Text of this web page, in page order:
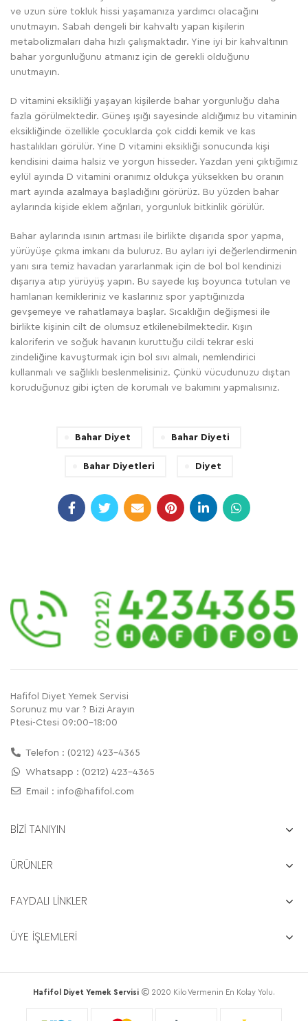
ve uzun süre tokluk hissi yaşamanıza yardımcı olacağını
unutmayın. Sabah dengeli bir kahvaltı yapan kişilerin
metabolizmaları daha hızlı çalışmaktadır. Yine iyi bir kahvaltının
bahar yorgunluğunu atmanız için de gerekli olduğunu
unutmayın.
D vitamini eksikliği yaşayan kişilerde bahar yorgunluğu daha
fazla görülmektedir. Güneş ışığı sayesinde aldığımız bu vitaminin
eksikliğinde özellikle çocuklarda çok ciddi kemik ve kas
hastalıkları görülür. Yine D vitamini eksikliği sonucunda kişi
kendisini daima halsiz ve yorgun hisseder. Yazdan yeni çıktığımız
eylül ayında D vitamini oranımız oldukça yüksekken bu oranın
mart ayında azalmaya başladığını görürüz. Bu yüzden bahar
aylarında kişide eklem ağrıları, yorgunluk bitkinlik görülür.
Bahar aylarında ısının artması ile birlikte dışarıda spor yapma,
yürüyüşe çıkma imkanı da buluruz. Bu ayları iyi değerlendirmenin
yanı sıra temiz havadan yararlanmak için de bol bol kendinizi
dışarıya atıp yürüyüş yapın. Bu sayede kış boyunca tutulan ve
hamlanan kemikleriniz ve kaslarınız spor yaptığınızda
gevşemeye ve rahatlamaya başlar. Sıcaklığın değişmesi ile
birlikte kişinin cilt de olumsuz etkilenebilmektedir. Kışın
kaloriferin ve soğuk havanın kuruttuğu cildi tekrar eski
zindeliğine kavuşturmak için bol sıvı almalı, nemlendirici
kullanmalı ve sağlıklı beslenmelisiniz. Çünkü vücudunuzu dıştan
koruduğunuz gibi içten de korumalı ve bakımını yapmalısınız.
Bahar Diyet Bahar Diyeti
Bahar Diyetleri Diyet
Hafifol Diyet Yemek Servisi
Sorunuz mu var ? Bizi Arayın
Ptesi-Ctesi 09:00-18:00
Telefon : (0212) 423-4365
Whatsapp : (0212) 423-4365
Email : info@hafifol.com
BİZİ TANIYIN
ÜRÜNLER
FAYDALI LİNKLER
ÜYE İŞLEMLERİ
Hafifol Diyet Yemek Servisi 2020 Kilo Vermenin En Kolay Yolu.